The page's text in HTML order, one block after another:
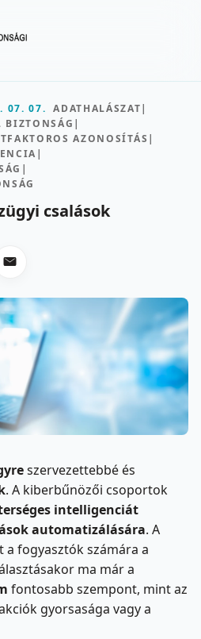
07. 07. ADATHALÁSZAT|
BIZTONSÁG |
AZONOSÍTÁS |
|
|
csalások
LinkedInen
X-en
Megosztas emailben
szervezettebbé és
. A kiberbűnözői csoportok
intelligenciát
automatizálására. A
a fogyasztók számára a
ma már a
fontosabb szempont, mint az
gyorsasága vagy a